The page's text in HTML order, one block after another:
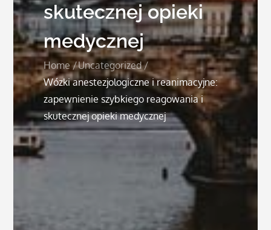
skutecznej opieki
medycznej
Home
Uncategorized
Wózki anestezjologiczne i reanimacyjne:
zapewnienie szybkiego reagowania i
skutecznej opieki medycznej